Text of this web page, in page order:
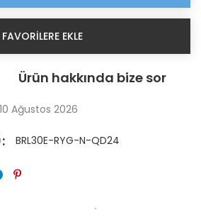
FAVORILERE EKLE
Ürün hakkında bize sor
10 Ağustos 2026
BRL30E-RYG-N-QD24